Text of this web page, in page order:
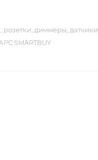
розетки, диммеры, датчики
SMARTBUY